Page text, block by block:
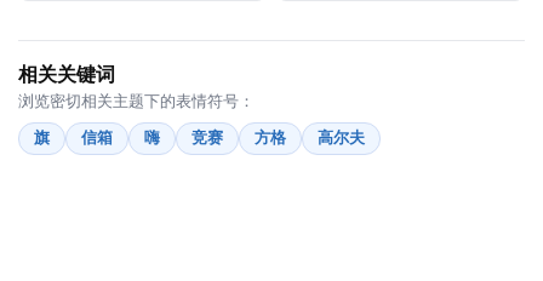
相关关键词
浏览密切相关主题下的表情符号：
旗
信箱 嗨 竞赛 方格 高尔夫